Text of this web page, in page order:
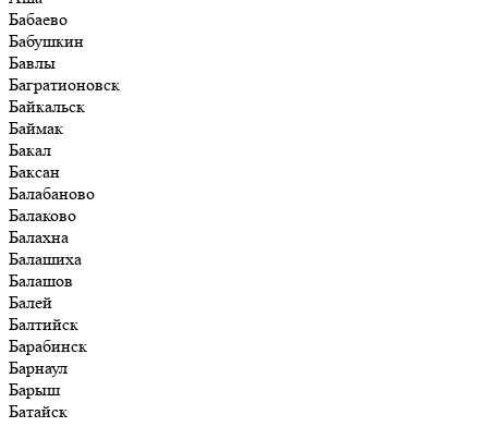
Бабаево
Бабушкин
Бавлы
Багратионовск
Байкальск
Баймак
Бакал
Баксан
Балабаново
Балаково
Балахна
Балашиха
Балашов
Балей
Балтийск
Барабинск
Барнаул
Барыш
Батайск